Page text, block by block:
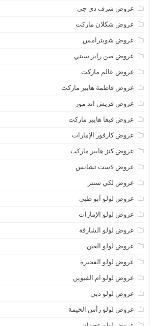
عروض شرف دي جي
عروض شكلان ماركت
عروض شويترامس
عروض صن رايز سيتي
عروض عالم ماركت
عروض فاطمة هايبر ماركت
عروض فريش اند مور
عروض فيفا هايبر ماركت
عروض كارفور الإمارات
عروض كنز هايبر ماركت
عروض لاست تشانس
عروض لكي سنتر
عروض لولو أبو ظبي
عروض لولو الإمارات
عروض لولو الشارقة
عروض لولو العين
عروض لولو الفجيرة
عروض لولو ام القيوين
عروض لولو دبي
عروض لولو رأس الخيمة